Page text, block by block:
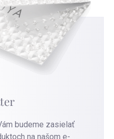
budeme zasielať
na našom e-